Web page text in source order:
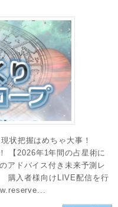
状把握はめちゃ大事！
【2026年1年間の占星術に
アドバイス付き未来予測レ
購入者様向けLIVE配信を行